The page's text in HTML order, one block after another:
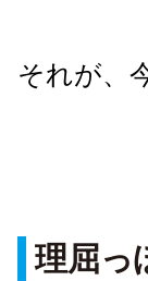
それが、
理屈っ